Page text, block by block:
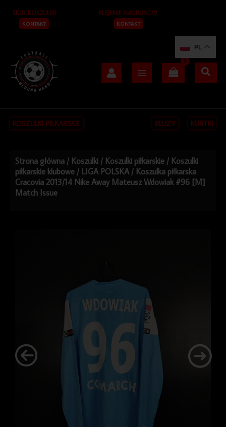
treści
SKUP KOSZULEK
KONTAKT
KLEJENIE NADRUKÓW
KONTAKT
KOSZULKI PIŁKARSKIE BLUZY KURTKI
Strona główna / Koszulki / Koszulki piłkarskie / Koszulki
piłkarskie klubowe / LIGA POLSKA / Koszulka piłkarska
Cracovia 2013/14 Nike Away Mateusz Wdowiak #96 [M]
Match Issue
PL